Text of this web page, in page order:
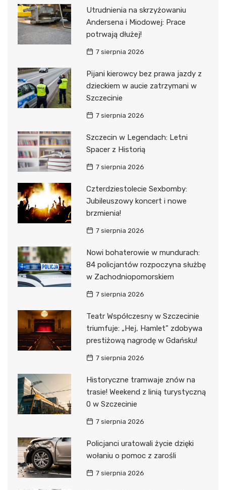
Utrudnienia na skrzyżowaniu
Andersena i Miodowej: Prace
potrwają dłużej!
7 sierpnia 2026
Pijani kierowcy bez prawa jazdy z
dzieckiem w aucie zatrzymani w
Szczecinie
7 sierpnia 2026
Szczecin w Legendach: Letni
Spacer z Historią
7 sierpnia 2026
Czterdziestolecie Sexbomby:
Jubileuszowy koncert i nowe
brzmienia!
7 sierpnia 2026
Nowi bohaterowie w mundurach:
84 policjantów rozpoczyna służbę
w Zachodniopomorskiem
7 sierpnia 2026
Teatr Współczesny w Szczecinie
triumfuje: „Hej, Hamlet” zdobywa
prestiżową nagrodę w Gdańsku!
7 sierpnia 2026
Historyczne tramwaje znów na
trasie! Weekend z linią turystyczną
0 w Szczecinie
7 sierpnia 2026
Policjanci uratowali życie dzięki
wołaniu o pomoc z zarośli
7 sierpnia 2026